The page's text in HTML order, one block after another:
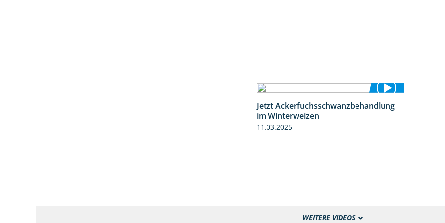
1:10
Jetzt Ackerfuchsschwanzbehandlung
im Winterweizen
11.03.2025
WEITERE VIDEOS